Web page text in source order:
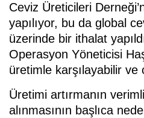
Ceviz Üreticileri
yapılıyor, bu da global
üzerinde bir ithalat
Operasyon Yöneticisi
üretimle karşılayabilir ve
Üretimi artırmanın
alınmasının başlıca